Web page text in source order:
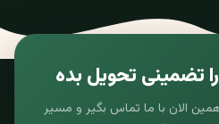
تضمینی تحویل بده
الان با ما تماس بگیر و مسیر